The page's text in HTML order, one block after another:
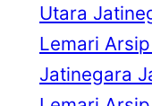
Utara
Lemari
Jatinegara